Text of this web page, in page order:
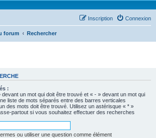
Connexion
Inscription
forum Rechercher
:
un mot qui doit être trouvé et « - » devant un mot qui
liste de mots séparés entre des barres verticales
des mots doit être trouvé. Utilisez un astérisque « * »
partout si vous souhaitez effectuer des recherches
ou utiliser une question comme élément